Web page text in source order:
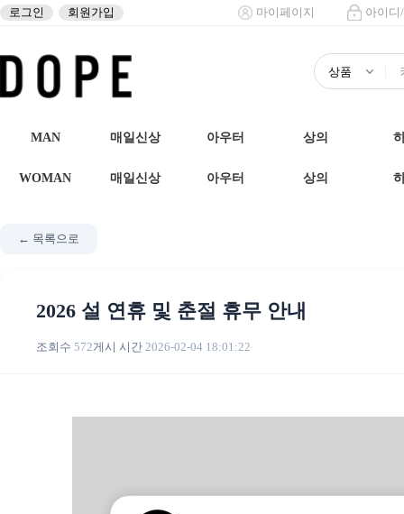
로그인 회원가입 마이페이지 아이디
MAN 매일신상 아우터 상의
WOMAN 매일신상 아우터 상의
← 목록으로
2026 설 연휴 및 춘절 휴무 안내
조회수 572게시 시간 2026-02-04 18:01:22